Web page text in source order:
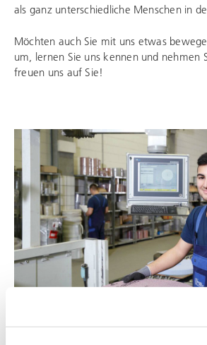
als ganz unterschiedliche Menschen in
Möchten auch Sie mit uns etwas
um, lernen Sie uns kennen und nehmen
freuen uns auf Sie!